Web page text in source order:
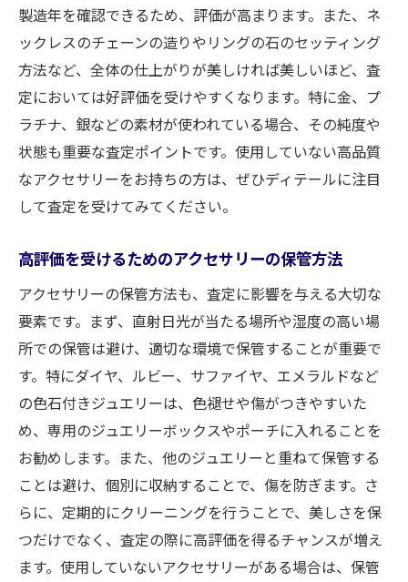
製造年を確認できるため、評価が高まります。また、ネ
ックレスのチェーンの造りやリングの石のセッティング
方法など、全体の仕上がりが美しければ美しいほど、査
定においては好評価を受けやすくなります。特に金、プ
ラチナ、銀などの素材が使われている場合、その純度や
状態も重要な査定ポイントです。使用していない高品質
なアクセサリーをお持ちの方は、ぜひディテールに注目
して査定を受けてみてください。
高評価を受けるためのアクセサリーの保管方法
アクセサリーの保管方法も、査定に影響を与える大切な
要素です。まず、直射日光が当たる場所や湿度の高い場
所での保管は避け、適切な環境で保管することが重要で
す。特にダイヤ、ルビー、サファイヤ、エメラルドなど
の色石付きジュエリーは、色褪せや傷がつきやすいた
め、専用のジュエリーボックスやポーチに入れることを
お勧めします。また、他のジュエリーと重ねて保管する
ことは避け、個別に収納することで、傷を防ぎます。さ
らに、定期的にクリーニングを行うことで、美しさを保
つだけでなく、査定の際に高評価を得るチャンスが増え
ます。使用していないアクセサリーがある場合は、保管